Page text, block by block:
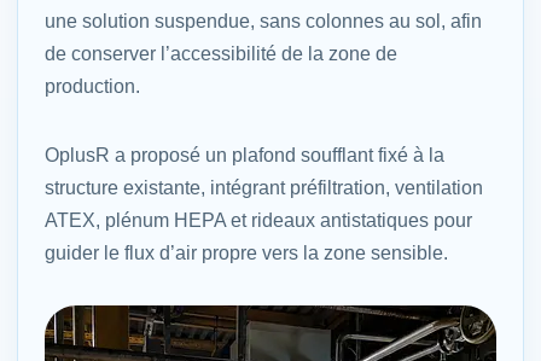
une solution suspendue, sans colonnes au sol, afin
de conserver l’accessibilité de la zone de
production.
OplusR a proposé un plafond soufflant fixé à la
structure existante, intégrant préfiltration, ventilation
ATEX, plénum HEPA et rideaux antistatiques pour
guider le flux d’air propre vers la zone sensible.